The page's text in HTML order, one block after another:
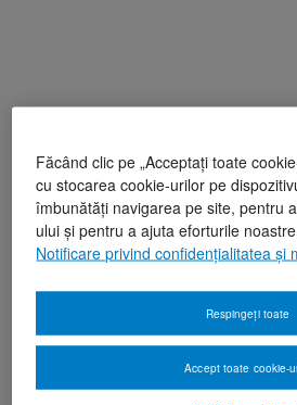
Făcând clic pe „Acceptați toate
cu stocarea cookie-urilor pe
îmbunătăți navigarea pe site, pentru
ului și pentru a ajuta eforturile
Notificare privind confidențialitatea și
Respingeți toate
Accept toate cookie-